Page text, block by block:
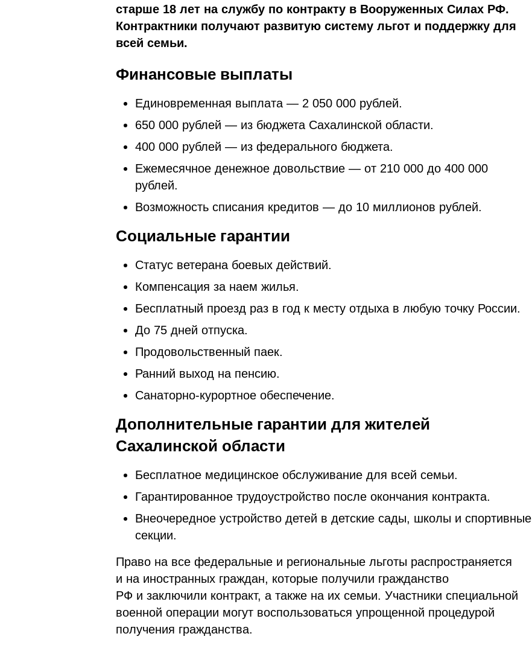
старше 18 лет на службу по контракту в Вооруженных Силах РФ.
Контрактники получают развитую систему льгот и поддержку для
всей семьи.
Финансовые выплаты
Единовременная выплата — 2 050 000 рублей.
650 000 рублей — из бюджета Сахалинской области.
400 000 рублей — из федерального бюджета.
Ежемесячное денежное довольствие — от 210 000 до 400 000
рублей.
Возможность списания кредитов — до 10 миллионов рублей.
Социальные гарантии
Статус ветерана боевых действий.
Компенсация за наем жилья.
Бесплатный проезд раз в год к месту отдыха в любую точку России.
До 75 дней отпуска.
Продовольственный паек.
Ранний выход на пенсию.
Санаторно-курортное обеспечение.
Дополнительные гарантии для жителей
Сахалинской области
Бесплатное медицинское обслуживание для всей семьи.
Гарантированное трудоустройство после окончания контракта.
Внеочередное устройство детей в детские сады, школы и спортивные
секции.
Право на все федеральные и региональные льготы распространяется
и на иностранных граждан, которые получили гражданство
РФ и заключили контракт, а также на их семьи. Участники специальной
военной операции могут воспользоваться упрощенной процедурой
получения гражданства.